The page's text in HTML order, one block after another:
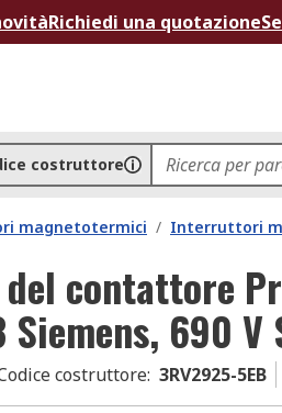
Richiedi una quotazione
costruttore
magnetotermici / Interruttori
contattore
690 V
costruttore: 3RV2925-5EB